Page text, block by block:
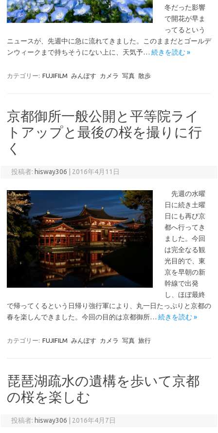
冬だった影響
で開花が早ま
ってるという
ニュースが、先週中に急に流れてきました。このままだとゴールデ
ンウィークまで持ちそうにない上に、天気予… 続きを読む »
カテゴリー: FUJIFILM みんぽす カメラ 写真 散歩
京都御所一般公開と平等院ライ
トアップと最後の桜を撮りに行
く
投稿者: hisway306 2016年4月11日
先週の水曜
日に続き土曜
日にも再び京
都へ行ってき
ました。今回
は完全なる観
光目的で、東
京を早朝の新
幹線で出発
し、ほぼ最終
で帰ってくるという日帰り強行軍により、丸一日たっぷりと京都の
春を楽しんできました。今回の目的は京都御所… 続きを読む »
カテゴリー: FUJIFILM みんぽす カメラ 写真 旅行
琵琶湖疏水の遺構を歩いて京都
の桜を楽しむ
投稿者: hisway306 2016年4月7日